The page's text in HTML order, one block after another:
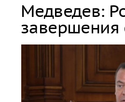
Медведев:
завершения